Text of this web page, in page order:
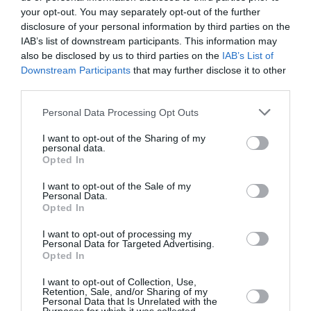
your opt-out. You may separately opt-out of the further
disclosure of your personal information by third parties on the
IAB’s list of downstream participants. This information may
also be disclosed by us to third parties on the IAB’s List of
Downstream Participants that may further disclose it to other
Personal Data Processing Opt Outs
I want to opt-out of the Sharing of my
personal data.
Opted In
I want to opt-out of the Sale of my
Personal Data.
Opted In
I want to opt-out of processing my
Personal Data for Targeted Advertising.
Opted In
I want to opt-out of Collection, Use,
Retention, Sale, and/or Sharing of my
Personal Data that Is Unrelated with the
Soutenez Air Journal participezà son
développement !
NOUS SOUTENIR
DERNIERS COMMENTAIRES
SERGE13a commenté l'article :
Pointe‑à‑Pitre – Panama City : Air France ouvre un pont